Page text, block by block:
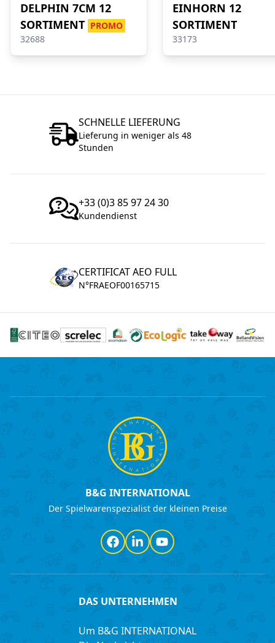
DELPHIN 7CM 12
SORTIMENT PROMO
32688
EINHORN 12
SORTIMENT
33173
SCHNELLE LIEFERUNG
Lieferung in weniger als 48
Stunden
+33 (0)3 85 97 24 30
Kundendienst
CERTIFICAT AEO FULL
N°FRAEOF00165715
B&G INTERNATIONAL
Der Spielwarenspezialist der kleinen Preise
Facebook
LinkedInYouTube
DAS UNTERNEHMEN
Um B&G INTERNATIONAL